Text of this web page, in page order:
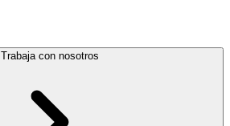
Trabaja con nosotros